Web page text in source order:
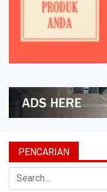
PENCARIAN
Search